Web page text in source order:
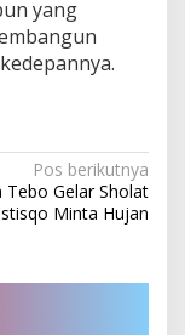
yang
Pos berikutnya
Tebo Gelar Sholat
Minta Hujan